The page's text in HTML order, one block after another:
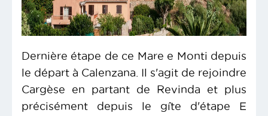
Dernière étape de ce Mare e Monti depuis
le départ à Calenzana. Il s'agit de rejoindre
Cargèse en partant de Revinda et plus
précisément depuis le gîte d'étape E